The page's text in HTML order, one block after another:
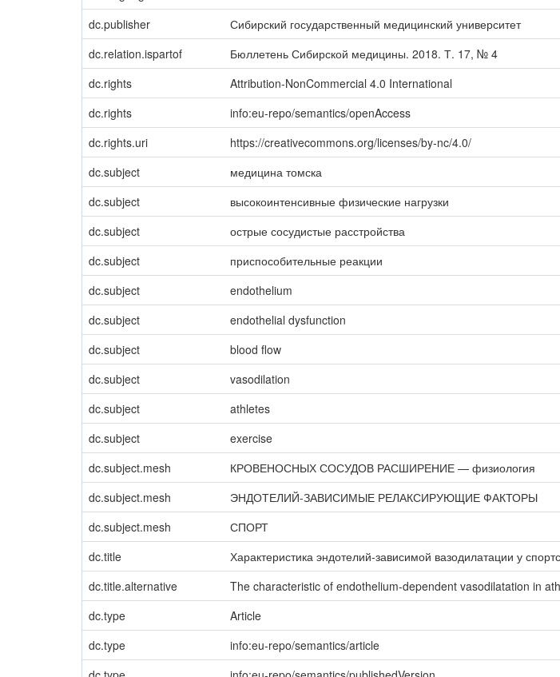
dc.publisher
Сибирский государственный медицинский университет
dc.relation.ispartof
Бюллетень Сибирской медицины. 2018. Т. 17, № 4
dc.rights
Attribution-NonCommercial 4.0 International
dc.rights
info:eu-repo/semantics/openAccess
dc.rights.uri
https://creativecommons.org/licenses/by-nc/4.0/
dc.subject
медицина томска
dc.subject
высокоинтенсивные физические нагрузки
dc.subject
острые сосудистые расстройства
dc.subject
приспособительные реакции
dc.subject
endothelium
dc.subject
endothelial dysfunction
dc.subject
blood flow
dc.subject
vasodilation
dc.subject
athletes
dc.subject
exercise
dc.subject.mesh
КРОВЕНОСНЫХ СОСУДОВ РАСШИРЕНИЕ — физиология
dc.subject.mesh
ЭНДОТЕЛИЙ-ЗАВИСИМЫЕ РЕЛАКСИРУЮЩИЕ ФАКТОРЫ
dc.subject.mesh
СПОРТ
dc.title
Характеристика эндотелий-зависимой вазодилатации у
dc.title.alternative
The characteristic of endothelium-dependent vasodilatation in
dc.type
Article
dc.type
info:eu-repo/semantics/article